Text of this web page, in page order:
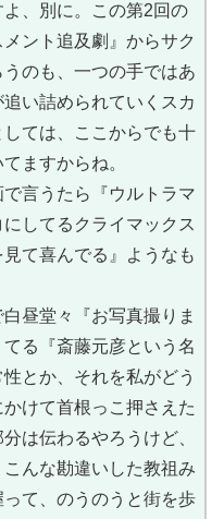
よ、別に。この第2回の
メント追及劇』からサク
のも、一つの手ではあ
い詰められていくスカ
ては、ここからでも十
ますからね。
言うたら『ウルトラマ
してるクライマックス
て喜んでる』ようなも
昼堂々『お写真撮りま
る『斎藤元彦という名
とか、それを私がどう
けて首根っこ押さえた
は伝わるやろうけど、
こんな勘違いした教祖み
て、のうのうと街を歩